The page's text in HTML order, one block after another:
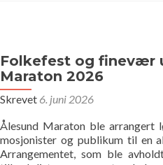
Folkefest og finevær
Maraton 2026
Skrevet 6. juni 2026
Ålesund Maraton ble arrangert
mosjonister og publikum til en
Arrangementet, som ble